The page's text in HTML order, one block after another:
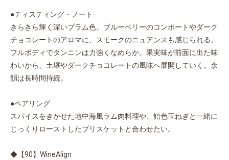
●ティスティング・ノート
きらきら輝く深いプラム色。ブルーベリーのコンポートやダーク
チョコレートのアロマに、スモークのニュアンスも感じられる。
フルボディでタンニンは力強くなめらか。果実味が前面に出た味
わいから、土壌やダークチョコレートの風味へ展開していく。余
韻は長時間持続。
●ペアリング
スパイスをきかせた地中海風ラム肉料理や、飴色玉ねぎと一緒に
じっくりローストしたブリスケットと合わせたい。
◆【90】WineAlign